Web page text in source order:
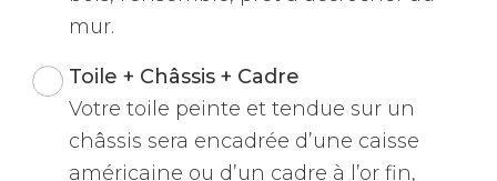
mur.
Toile + Châssis + Cadre
Votre toile peinte et tendue sur un
châssis sera encadrée d’une caisse
américaine ou d’un cadre à l’or fin,